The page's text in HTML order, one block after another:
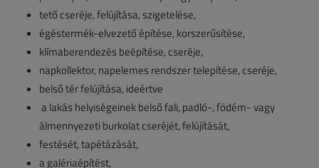
tető cseréje, felújítása, szigetelése,
égéstermék-elvezető építése, korszerűsítése,
klímaberendezés beépítése, cseréje,
napkollektor, napelemes rendszer telepítése, cseréje,
belső tér felújítása, ideértve
a lakás helyiségeinek belső fali, padló-, födém- vagy
álmennyezeti burkolat cseréjét, felújítását,
festését, tapétázását,
a galériaépítést,